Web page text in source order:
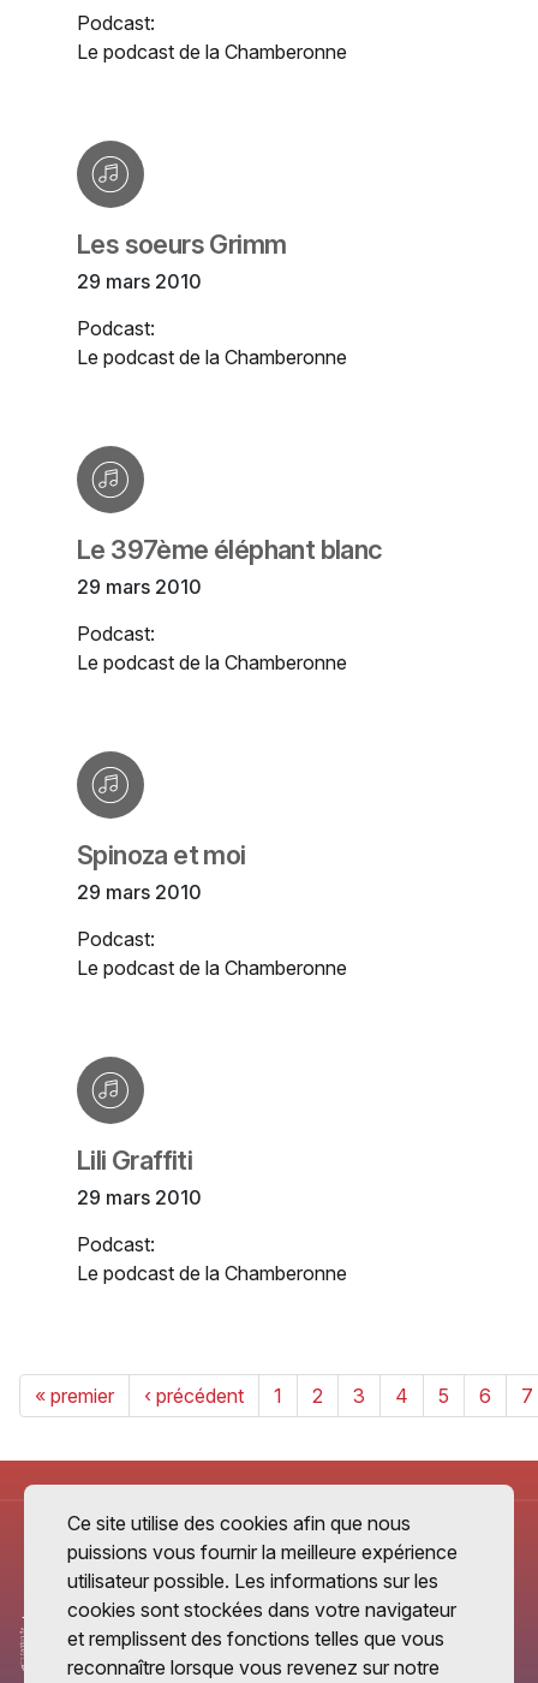
Podcast:
Le podcast de la Chamberonne
Les soeurs Grimm
29 mars 2010
Podcast:
Le podcast de la Chamberonne
Le 397ème éléphant blanc
29 mars 2010
Podcast:
Le podcast de la Chamberonne
Spinoza et moi
29 mars 2010
Podcast:
Le podcast de la Chamberonne
Lili Graffiti
29 mars 2010
Podcast:
Le podcast de la Chamberonne
« premier ‹ précédent 1 2 3 4 5 6 7
Ce site utilise des cookies afin que nous
puissions vous fournir la meilleure expérience
utilisateur possible. Les informations sur les
cookies sont stockées dans votre navigateur
et remplissent des fonctions telles que vous
reconnaître lorsque vous revenez sur notre